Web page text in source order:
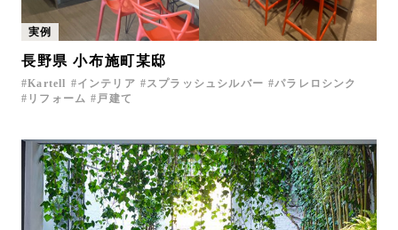
実例
長野県 小布施町某邸
Kartell インテリア スプラッシュシルバー
パラレロシンク
リフォーム
戸建て